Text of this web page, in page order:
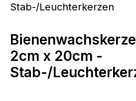
Stab-/Leuchterkerzen
2cm x 20cm -
Stab-/